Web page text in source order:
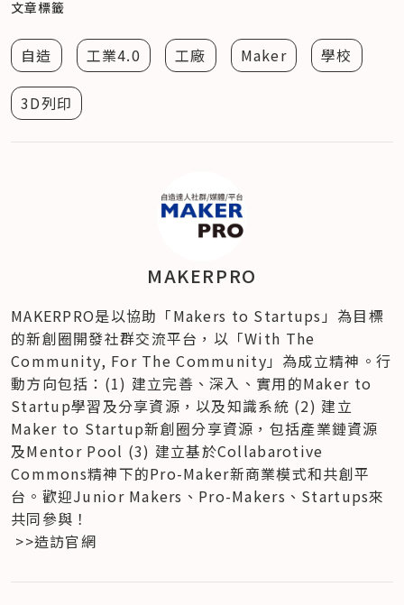
文章標籤
自造 工業4.0 工廠 Maker 學校
3D列印
MAKERPRO
MAKERPRO是以協助「Makers to Startups」為目標
的新創圈開發社群交流平台，以「With The
Community, For The Community」為成立精神。行
動方向包括：(1) 建立完善、深入、實用的Maker to
Startup學習及分享資源，以及知識系統 (2) 建立
Maker to Startup新創圈分享資源，包括產業鏈資源
及Mentor Pool (3) 建立基於Collabarotive
Commons精神下的Pro-Maker新商業模式和共創平
台。歡迎Junior Makers、Pro-Makers、Startups來
共同參與！
>>造訪官網